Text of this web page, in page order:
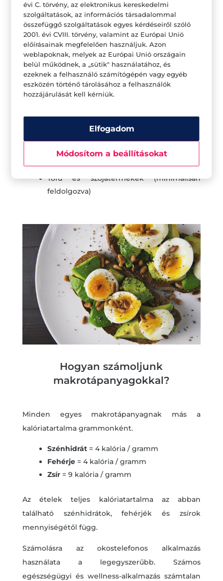
napi kalóriánk 10-30% -át fehérjeforrásokból
szerezzük, de az, hogy nekünk valójában
mennyire van szükségünk, azt az életkor, a nem
és az aktivitásunk szintje is befolyásolja.
Jó fehérjeforrások (szerves előnyben részesített):
Hal és tenger gyümölcsei (lazac, tonhal,
Sovány és biohús (sertés, marhahús,
bárány)
Tojás
Tejtermékek
Tofu és szójatermékek (minimálisan
feldolgozva)
Hogyan számoljunk
makrotápanyagokkal?
Minden egyes makrotápanyagnak más a
kalóriatartalma grammonként.
Szénhidrát= 4 kalória / gramm
Fehérje= 4 kalória / gramm
Zsír= 9 kalória / gramm
Az ételek teljes kalóriatartalma az abban
található szénhidrátok, fehérjék és zsírok
mennyiségétől függ.
Számolásra az okostelefonos alkalmazás
használata a legegyszerűbb. Számos
egészségügyi és wellness-alkalmazás számtalan
évi C. törvény, az elektronikus kereskedelmi
szolgáltatások, az információs társadalommal
összefüggő szolgáltatások egyes kérdéseiről szóló
2001. évi CVIII. törvény, valamint az Európai Unió
előírásainak megfelelően használjuk. Azon
weblapoknak, melyek az Európai Unió országain
belül működnek, a „sütik" használatához, és
ezeknek a felhasználó számítógépén vagy egyéb
eszközén történő tárolásához a felhasználók
hozzájárulását kell kérniük.
Elfogadom
Módosítom a beállításokat